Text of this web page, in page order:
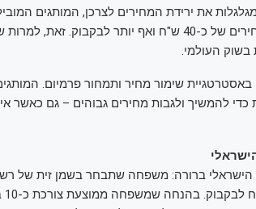
את ירידת המחירים לצרכן, המותגים
ממשיכים לשמור על מחירים של כ-40 ש"ח ואף יותר
בשוק העולמי.
שימור מחיר ותמחור פרמיום.
כדי להמשיך ולגבות מחירים גבוהים – גם כאשר
ברורה: משפחה שתבחר בשמן זית של